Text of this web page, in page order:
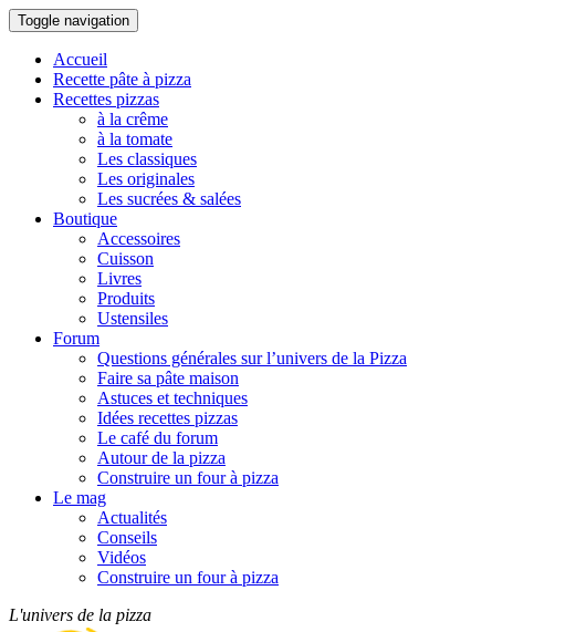
Toggle navigation
Accueil
Recette pâte à pizza
Recettes pizzas
à la crême
à la tomate
Les classiques
Les originales
Les sucrées & salées
Boutique
Accessoires
Cuisson
Livres
Produits
Ustensiles
Forum
Questions générales sur l’univers de la Pizza
Faire sa pâte maison
Astuces et techniques
Idées recettes pizzas
Le café du forum
Autour de la pizza
Construire un four à pizza
Le mag
Actualités
Conseils
Vidéos
Construire un four à pizza
L'univers de la pizza